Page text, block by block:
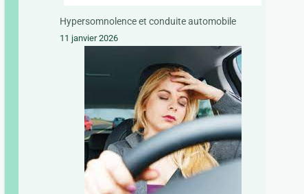
Hypersomnolence et conduite automobile
11 janvier 2026